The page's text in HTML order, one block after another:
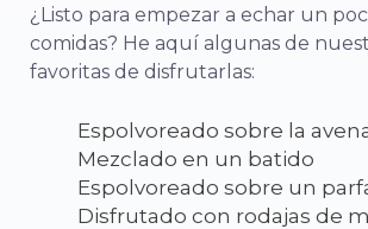
¿Listo para empezar a echar un
comidas? He aquí algunas de
favoritas de disfrutarlas:
Espolvoreado sobre la
Mezclado en un batido
Espolvoreado sobre un
Disfrutado con rodajas de